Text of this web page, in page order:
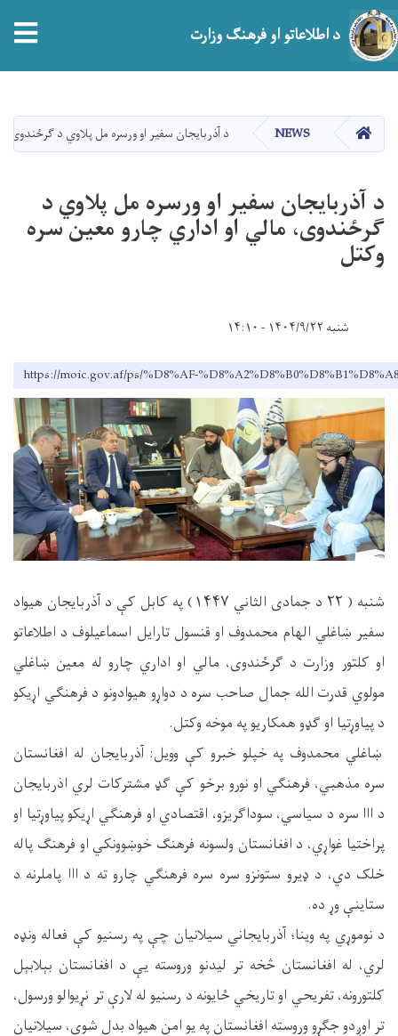
دانګل
د اطلاعاتو او فرهنګ وزارت
HOME
NEWS د آذربایجان سفیر او ورسره مل پلاوي د ګرځندوی،
د آذربایجان سفیر او ورسره مل پلاوي د
ګرځندوی، مالي او اداري چارو معين سره
وکتل
شنبه ۱۴۰۴/۹/۲۲ - ۱۴:۱۰
https://moic.gov.af/ps/%D8%AF-
شنبه ( ۲۲ د جمادی الثاني ۱۴۴۷) په کابل کې د آذربایجان هيواد
سفير ښاغلي الهام محمدوف او قنسول تارایل اسماعیلوف د اطلاعاتو
او کلتور وزارت د ګرځندوی، مالي او اداري چارو له معين ښاغلي
مولوي قدرت الله جمال صاحب سره د دواړو هيوادونو د فرهنګي اړيکو
د پياوړتیا او ګډو همکاريو په موخه وکتل.
ښاغلي محمدوف په خپلو خبرو کې وویل: آذربایجان له افغانستان
سره مذهبي، فرهنګي او نورو برخو کې ګډ مشترکات لري اذربایجان
د ااا سره د سیاسي، سوداګريزو، اقتصادي او فرهنګي اړيکو پياوړتیا او
پراختیا غواړي، د افغانستان ولسونه فرهنګ خوښوونکي او فرهنګ پاله
خلک دي، د ډيرو ستونزو سره سره فرهنګي چارو ته د ااا پاملرنه د
ستاينې وړ ده.
د نوموړي په وينا؛ آذربایجاني سیلانيان چې په رسنيو کې فعاله ونډه
لري، له افغانستان څخه تر ليدنو وروسته يې د افغانستان بېلابېل
کلتورونه، تفريحي او تاريخي ځايونه د رسنيو له لارې تر نړیوالو ورسول،
تر اوږدو جګړو وروسته افغانستان په يو امن هيواد بدل شوی، سیلانیان